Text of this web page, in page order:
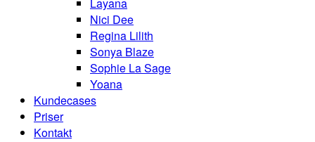
Layana
Nici Dee
Regina Lilith
Sonya Blaze
Sophie La Sage
Yoana
Kundecases
Priser
Kontakt